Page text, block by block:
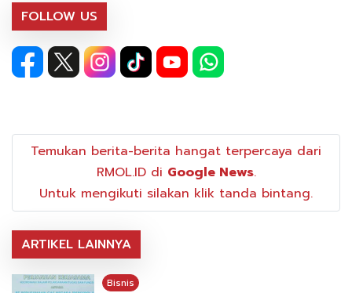
FOLLOW US
Temukan berita-berita hangat terpercaya dari
RMOL.ID di Google News.
Untuk mengikuti silakan klik tanda bintang.
ARTIKEL LAINNYA
Bisnis